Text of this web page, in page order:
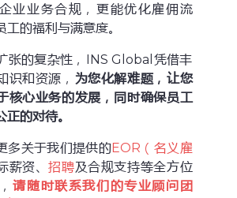
业业务合规，更能优化雇佣流
工的福利与满意度。
张的复杂性，INS Global凭借丰
识和资源， 为您化解难题，让您
核心业务的发展，同时确保员工
的对待。
多关于我们提供的EOR（名义雇
薪资、招聘及合规支持等全方位
请随时联系我们的专业顾问团